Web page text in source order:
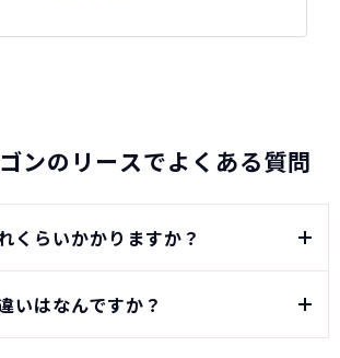
ースって結局ローンで買うより高いんで
さがお分かりいた
乗りたいけど、まとまったお金がない。
一切不要の定額料
に安いけど、自分のものにならないんで
新車に乗換えるカ
車ローンで所有した場合
されたFFレイアウトのボンネット
。ファミリー向けのコンセプトで
ンのリースでよくある質問
くらいかかりますか？
いはなんですか？